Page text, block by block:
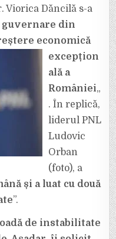
CALITATE
PREMIER.
”AM
AVUT
CEA
EFICIENTĂ
GUVERNARE”,
A
DĂNCILĂ.
ORBAN,
ÎN
REPLICĂ:
”PSD
A
CU
MÂNĂ
ȘI
A
LUAT
DOUĂ
Viorica Dăncilă s-a
guvernare din
economică
excepțion
ală a
României„
. În replică,
liderul PNL
Ludovic
Orban
(foto), a
și a luat cu două
”.
de instabilitate